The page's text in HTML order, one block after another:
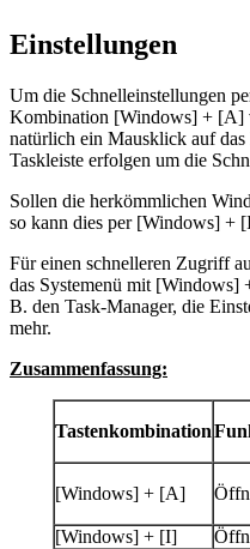
Einstellungen
Um die Schnelleinstellungen
Kombination [Windows] + [A]
natürlich ein Mausklick auf
Taskleiste erfolgen um die
Sollen die herkömmlichen
so kann dies per [Windows] +
Für einen schnelleren Zugriff
das Systemenü mit [Windows]
B. den Task-Manager, die
mehr.
Zusammenfassung:
Tastenkombination
[Windows] + [A]
[Windows] + [I]